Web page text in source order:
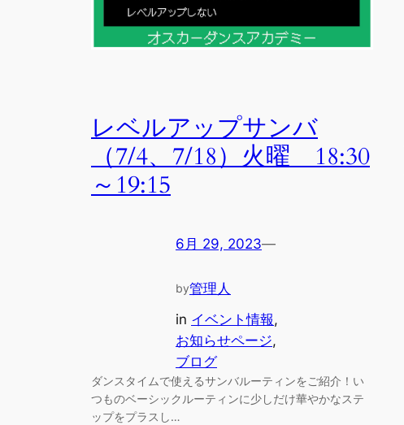
レベルアップサンバ
（7/4、7/18）火曜 18:30
～19:15
6月 29, 2023—
by管理人
in イベント情報
お知らせページ
ブログ
ダンスタイムで使えるサンバルーティンをご紹介！い
つものベーシックルーティンに少しだけ華やかなステ
ップをプラスし…